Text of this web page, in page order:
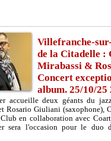
Villefranche-
de la Citadelle :
Mirabassi &
Concert
album. 25/10/25
accueille deux géants du
Rosario Giuliani (saxophone),
en collaboration avec
sera l'occasion pour le duo